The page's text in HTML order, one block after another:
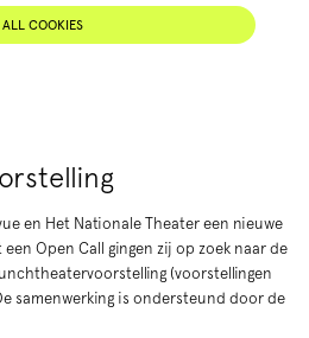
ALL COOKIES
en Het Nationale Theater een nieuwe
Open Call gingen zij op zoek naar de
(voorstellingen
samenwerking is ondersteund door de